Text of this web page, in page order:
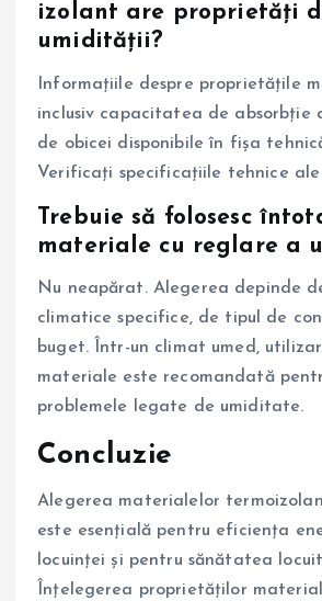
izolant are proprietăți
umidității?
Informațiile despre proprietățile
inclusiv capacitatea de absorbție
de obicei disponibile în fișa
Verificați specificațiile tehnice ale
Trebuie să folosesc
materiale cu reglare a
Nu neapărat. Alegerea depinde
climatice specifice, de tipul de
buget. Într-un climat umed,
materiale este recomandată
problemele legate de umiditate.
Concluzie
Alegerea materialelor
este esențială pentru eficiența
locuinței și pentru sănătatea
Înțelegerea proprietăților